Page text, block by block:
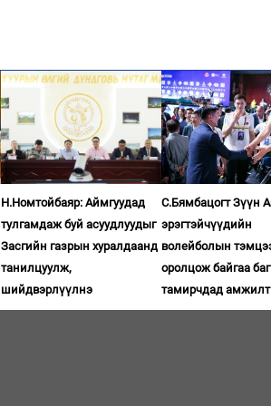
Н.Номтойбаяр: Аймгуудад
тулгамдаж буй асуудлуудыг
Засгийн газрын хуралдаанд
танилцуулж,
шийдвэрлүүлнэ
С.Бямбацогт Зүүн
эрэгтэйчүүдийн
волейболын
оролцож байгаа баг
тамирчдад амжилт